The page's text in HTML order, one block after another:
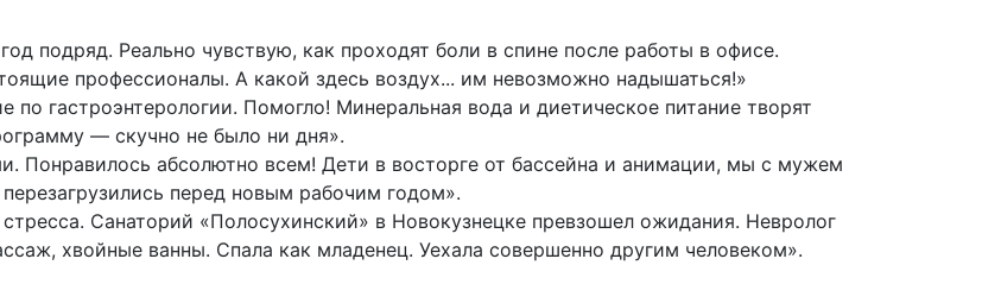
подряд. Реально чувствую, как проходят боли в спине после работы в офисе.
профессионалы. А какой здесь воздух... им невозможно надышаться!»
по гастроэнтерологии. Помогло! Минеральная вода и диетическое питание творят
— скучно не было ни дня».
Понравилось абсолютно всем! Дети в восторге от бассейна и анимации, мы с мужем
перед новым рабочим годом».
Санаторий «Полосухинский» в Новокузнецке превзошел ожидания. Невролог
хвойные ванны. Спала как младенец. Уехала совершенно другим человеком».